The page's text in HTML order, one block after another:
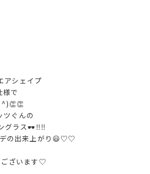
アシェイプ
様で
ツぐんの
グラス🕶️‼︎‼︎
デの出来上がり😃♡♡
ざいます♡